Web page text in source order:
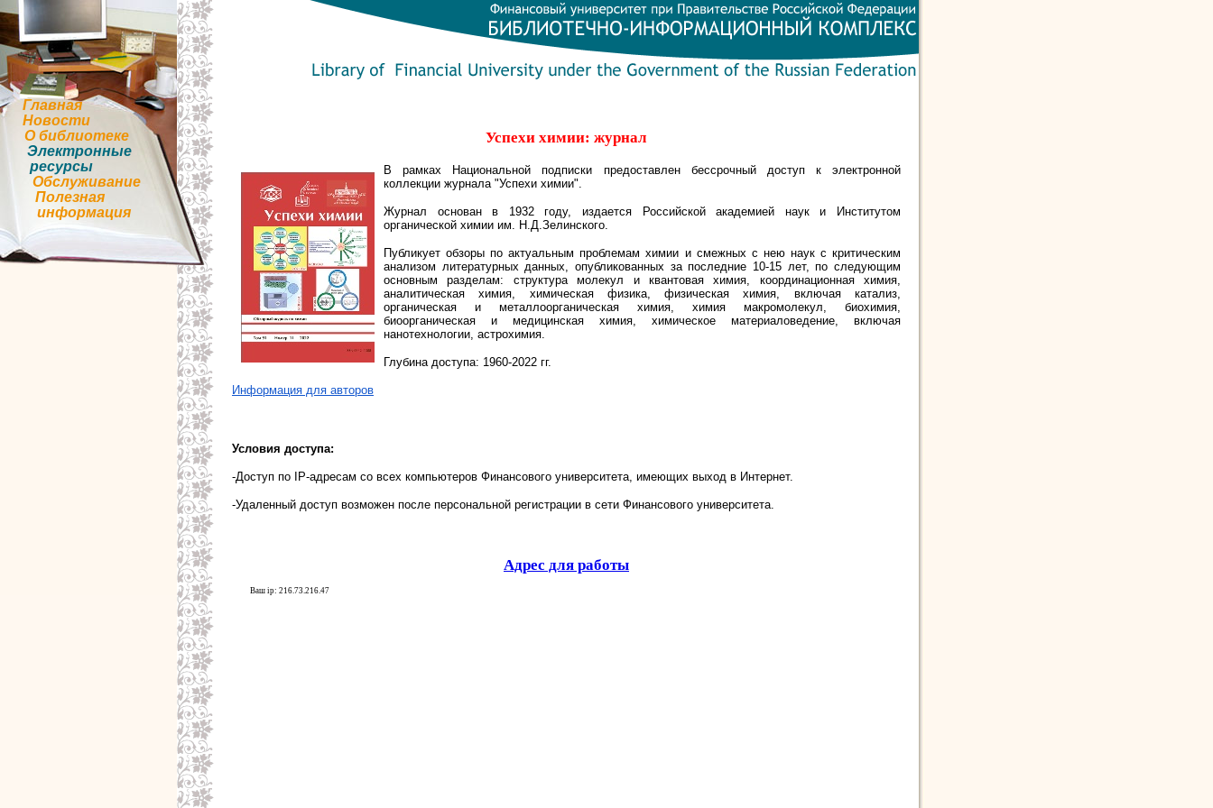
Главная
Новости
О библиотеке
Электронные
ресурсы
Обслуживание
Полезная
информация
Успехи химии: журнал
В рамках Национальной подписки предоставлен бессрочный доступ к электронной
коллекции журнала "Успехи химии".
Журнал основан в 1932 году, издается Российской академией наук и Институтом
органической химии им. Н.Д.Зелинского.
Публикует обзоры по актуальным проблемам химии и смежных с нею наук с критическим
анализом литературных данных, опубликованных за последние 10-15 лет, по следующим
основным разделам: структура молекул и квантовая химия, координационная химия,
аналитическая химия, химическая физика, физическая химия, включая катализ,
органическая и металлоорганическая химия, химия макромолекул, биохимия,
биоорганическая и медицинская химия, химическое материаловедение, включая
нанотехнологии, астрохимия.
Глубина доступа: 1960-2022 гг.
Информация для авторов
Условия доступа:
-Доступ по IP-адресам со всех компьютеров Финансового университета, имеющих выход в Интернет.
-Удаленный доступ возможен после персональной регистрации в сети Финансового университета.
Адрес для работы
Ваш ip: 216.73.216.47